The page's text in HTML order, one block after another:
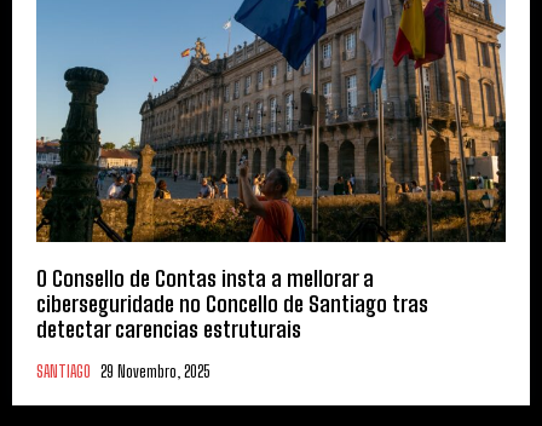
O Consello de Contas insta a mellorar a
ciberseguridade no Concello de Santiago tras
detectar carencias estruturais
SANTIAGO 29 Novembro, 2025